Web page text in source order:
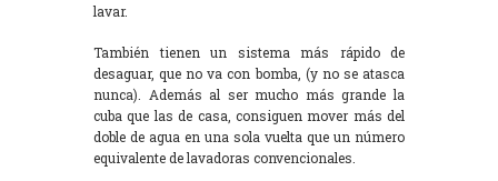
lavar.
También tienen un sistema más rápido de
desaguar, que no va con bomba, (y no se atasca
nunca). Además al ser mucho más grande la
cuba que las de casa, consiguen mover más del
doble de agua en una sola vuelta que un número
equivalente de lavadoras convencionales.